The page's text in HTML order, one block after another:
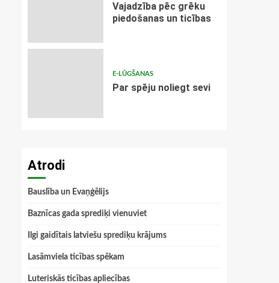
Vajadzība pēc grēku
piedošanas un ticības
E-LŪGŠANAS
Par spēju noliegt sevi
Atrodi
Bauslība un Evaņģēlijs
Baznīcas gada sprediķi vienuviet
Ilgi gaidītais latviešu sprediķu krājums
Lasāmviela ticības spēkam
Luteriskās ticības apliecības